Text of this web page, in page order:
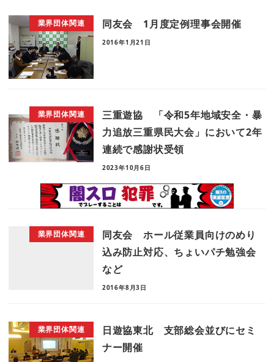
業界団体関連 同友会 1月度定例理事会開催
2016年1月21日
業界団体関連
三重遊協 「令和5年地域安全・暴
力追放三重県民大会」において2年
連続で感謝状受領
2023年10月6日
業界団体関連
同友会 ホール従業員向けのめり
込み防止対応、ちょいパチ勉強会
など
2016年8月3日
業界団体関連
日遊協東北 支部総会並びにセミ
ナー開催